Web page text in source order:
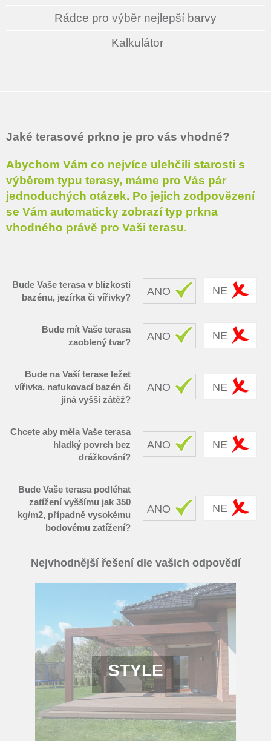
Rádce pro výběr nejlepší barvy
Kalkulátor
Jaké terasové prkno je pro vás vhodné?
Abychom Vám co nejvíce ulehčili starosti s
výběrem typu terasy, máme pro Vás pár
jednoduchých otázek. Po jejich zodpovězení
se Vám automaticky zobrazí typ prkna
vhodného právě pro Vaši terasu.
Bude Vaše terasa v blízkosti
bazénu, jezírka či vířivky?
ANO NE
Bude mít Vaše terasa
zaoblený tvar?
ANO NE
Bude na Vaší terase ležet
vířivka, nafukovací bazén či
jiná vyšší zátěž?
ANO NE
Chcete aby měla Vaše terasa
hladký povrch bez
drážkování?
ANO NE
Bude Vaše terasa podléhat
zatížení vyššímu jak 350
kg/m2, případně vysokému
bodovému zatížení?
ANO NE
Nejvhodnější řešení dle vašich odpovědí
STYLE